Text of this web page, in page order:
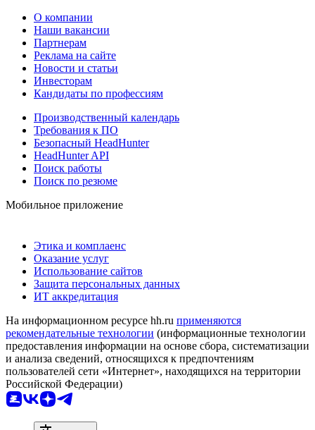
О компании
Наши вакансии
Партнерам
Реклама на сайте
Новости и статьи
Инвесторам
Кандидаты по профессиям
Производственный календарь
Требования к ПО
Безопасный HeadHunter
HeadHunter API
Поиск работы
Поиск по резюме
Мобильное приложение
Этика и комплаенс
Оказание услуг
Использование сайтов
Защита персональных данных
ИТ аккредитация
На информационном ресурсе hh.ru применяются
рекомендательные технологии (информационные технологии
предоставления информации на основе сбора, систематизации
и анализа сведений, относящихся к предпочтениям
пользователей сети «Интернет», находящихся на территории
Российской Федерации)